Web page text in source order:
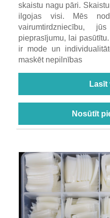
skaistu nagu pāri.
ilgojas visi. Mēs
vairumtirdzniecību,
pieprasījumu, lai
ir mode un
maskēt nepilnības
Lasīt
Nosūtīt